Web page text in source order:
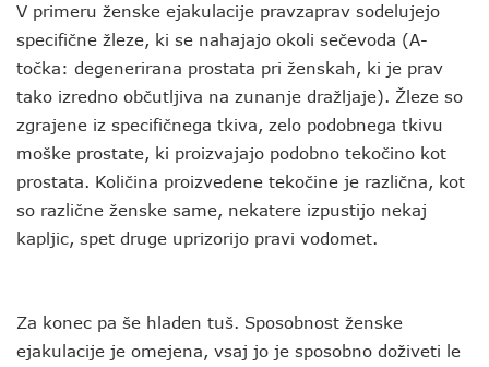
V primeru ženske ejakulacije pravzaprav sodelujejo
specifične žleze, ki se nahajajo okoli sečevoda (A-
točka: degenerirana prostata pri ženskah, ki je prav
tako izredno občutljiva na zunanje dražljaje). Žleze so
zgrajene iz specifičnega tkiva, zelo podobnega tkivu
moške prostate, ki proizvajajo podobno tekočino kot
prostata. Količina proizvedene tekočine je različna, kot
so različne ženske same, nekatere izpustijo nekaj
kapljic, spet druge uprizorijo pravi vodomet.
Za konec pa še hladen tuš. Sposobnost ženske
ejakulacije je omejena, vsaj jo je sposobno doživeti le